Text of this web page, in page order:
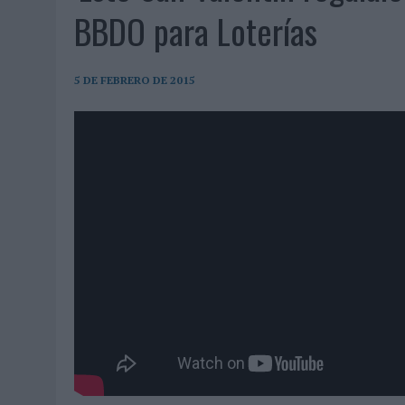
07/08/2026
EL VERANO PONE A PRUEBA LA ESTRATEGIA DIGITAL DE
07/08/2026
VUELING CONVIERTE LOS RECUERDOS EN SOUVENIRS
05/08/2026
LOPESAN HOTELS & RESORTS ACERCA EL PARAÍSO
05/08/2026 | LUIS ARQUILLOS (BURGO DE ARIAS): “LA
BBDO para Loterías
5 DE FEBRERO DE 2015